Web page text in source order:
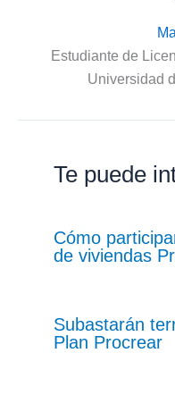
Estudiante de
Universidad
Te puede
Cómo
de viviendas
Subastarán
Plan Procrear